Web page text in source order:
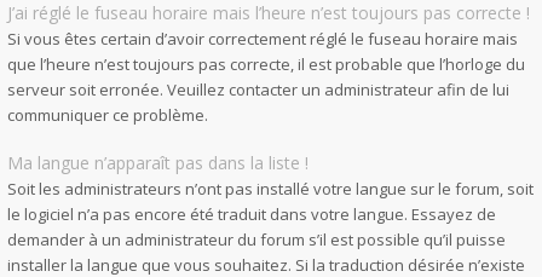
J’ai réglé le fuseau horaire mais l’heure n’est toujours pas correcte !
Si vous êtes certain d’avoir correctement réglé le fuseau horaire mais
que l’heure n’est toujours pas correcte, il est probable que l’horloge du
serveur soit erronée. Veuillez contacter un administrateur afin de lui
communiquer ce problème.
Ma langue n’apparaît pas dans la liste !
Soit les administrateurs n’ont pas installé votre langue sur le forum, soit
le logiciel n’a pas encore été traduit dans votre langue. Essayez de
demander à un administrateur du forum s’il est possible qu’il puisse
installer la langue que vous souhaitez. Si la traduction désirée n’existe